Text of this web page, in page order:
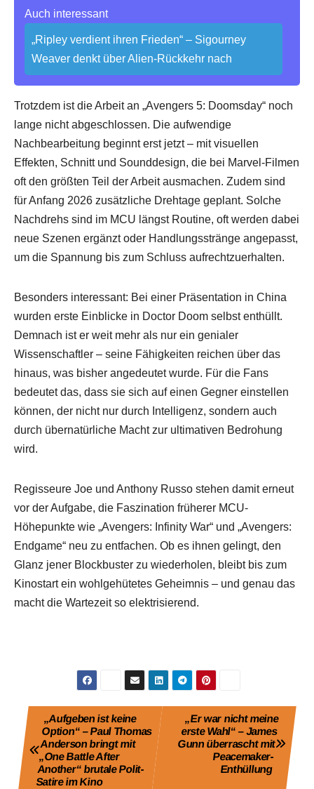
Auch interessant
„Ripley verdient ihren Frieden“ – Sigourney
Weaver denkt über Alien-Rückkehr nach
Trotzdem ist die Arbeit an „Avengers 5: Doomsday“ noch
lange nicht abgeschlossen. Die aufwendige
Nachbearbeitung beginnt erst jetzt – mit visuellen
Effekten, Schnitt und Sounddesign, die bei Marvel-Filmen
oft den größten Teil der Arbeit ausmachen. Zudem sind
für Anfang 2026 zusätzliche Drehtage geplant. Solche
Nachdrehs sind im MCU längst Routine, oft werden dabei
neue Szenen ergänzt oder Handlungsstränge angepasst,
um die Spannung bis zum Schluss aufrechtzuerhalten.
Besonders interessant: Bei einer Präsentation in China
wurden erste Einblicke in Doctor Doom selbst enthüllt.
Demnach ist er weit mehr als nur ein genialer
Wissenschaftler – seine Fähigkeiten reichen über das
hinaus, was bisher angedeutet wurde. Für die Fans
bedeutet das, dass sie sich auf einen Gegner einstellen
können, der nicht nur durch Intelligenz, sondern auch
durch übernatürliche Macht zur ultimativen Bedrohung
wird.
Regisseure Joe und Anthony Russo stehen damit erneut
vor der Aufgabe, die Faszination früherer MCU-
Höhepunkte wie „Avengers: Infinity War“ und „Avengers:
Endgame“ neu zu entfachen. Ob es ihnen gelingt, den
Glanz jener Blockbuster zu wiederholen, bleibt bis zum
Kinostart ein wohlgehütetes Geheimnis – und genau das
macht die Wartezeit so elektrisierend.
Beitragsnavigation„Er war nicht meine
erste Wahl“ – James
Gunn überrascht mit
Peacemaker-
Enthüllung
„Aufgeben ist keine
Option“ – Paul Thomas
Anderson bringt mit
„One Battle After
Another“ brutale Polit-
Satire im Kino